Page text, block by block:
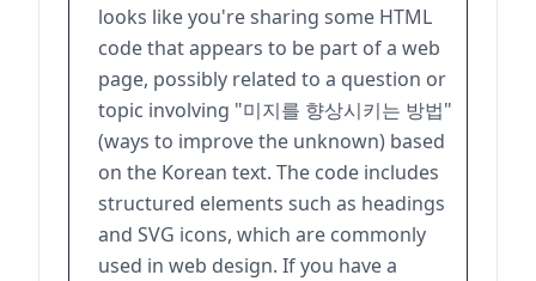
looks like you're sharing some HTML
code that appears to be part of a web
page, possibly related to a question or
topic involving "미지를 향상시키는 방법"
(ways to improve the unknown) based
on the Korean text. The code includes
structured elements such as headings
and SVG icons, which are commonly
used in web design. If you have a